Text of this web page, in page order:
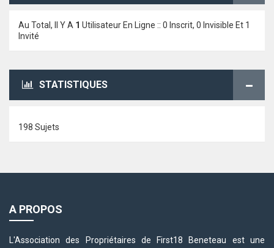
Au Total, Il Y A 1 Utilisateur En Ligne :: 0 Inscrit, 0 Invisible Et 1
Invité
STATISTIQUES
198 Sujets
A PROPOS
L'Association des Propriétaires de First18 Beneteau est une